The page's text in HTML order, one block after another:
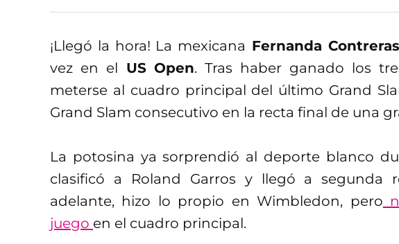
¡Llegó la hora! La mexicana Fernanda Contreras
vez en el US Open. Tras haber ganado los
meterse al cuadro principal del último Grand
Grand Slam consecutivo en la recta final de una
La potosina ya sorprendió al deporte blanco
clasificó a Roland Garros y llegó a segunda
adelante, hizo lo propio en Wimbledon, pero
juego en el cuadro principal.